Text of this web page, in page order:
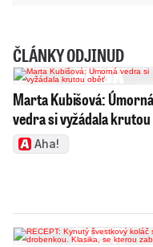
ČLÁNKY ODJINUD
Marta Kubišová: Úmorná
vedra si vyžádala
Aha!